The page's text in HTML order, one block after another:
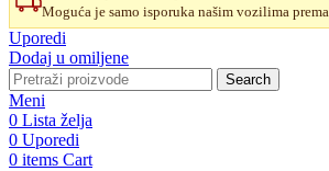
SELNOVA
Square
60×48
BELI
količina
Moguća je samo isporuka našim vozilima
Uporedi
Dodaj u omiljene
Search
Meni
0 Lista želja
0 Uporedi
0 items Cart